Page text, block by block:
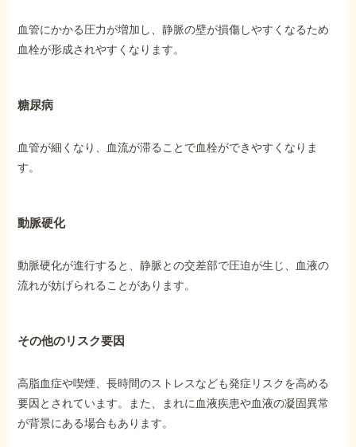
089-907-3797
受付時間：平日9:00~18:00
血管にかかる圧力が増加し、静脈の壁が損傷しやすくなるため
血栓が形成されやすくなります。
糖尿病
血管が細くなり、血流が滞ることで血栓ができやすくなりま
す。
動脈硬化
動脈硬化が進行すると、静脈との交差部で圧迫が生じ、血液の
流れが妨げられることがあります。
その他のリスク要因
高脂血症や喫煙、長時間のストレスなども発症リスクを高める
要因とされています。また、まれに血液疾患や血液の凝固異常
が背景にある場合もあります。